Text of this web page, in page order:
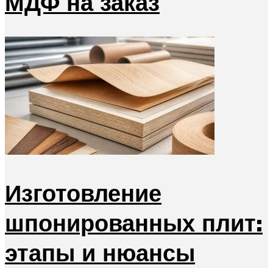
Изготовление
шпонированных плит:
этапы и нюансы